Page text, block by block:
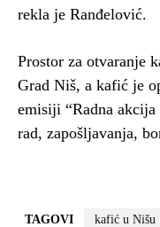
rekla je Ranđelović.
Prostor za otvaranje
Grad Niš, a kafić je
emisiji “Radna
rad, zapošljavanja,
TAGOVI kafić u Nišu